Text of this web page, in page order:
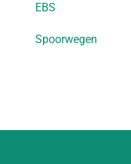
EBS
Spoorwegen